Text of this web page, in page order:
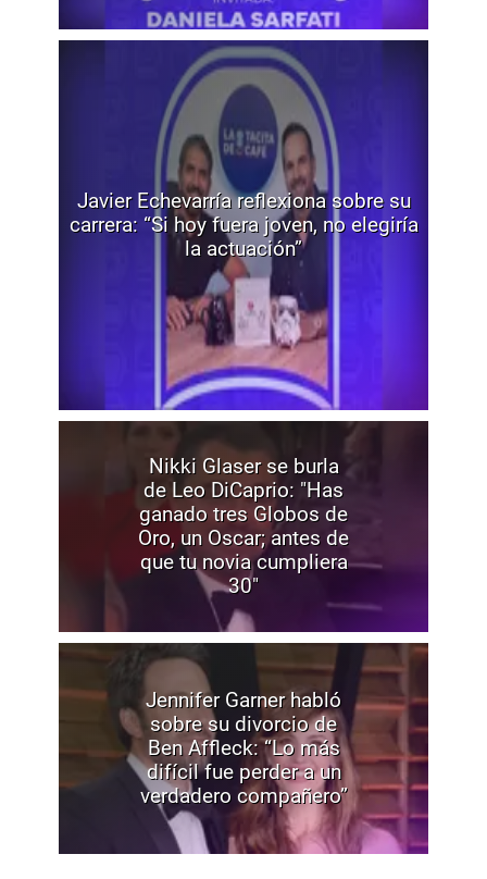
Javier Echevarría reflexiona sobre su
carrera: “Si hoy fuera joven, no elegiría
la actuación”
Nikki Glaser se burla
de Leo DiCaprio: "Has
ganado tres Globos de
Oro, un Oscar; antes de
que tu novia cumpliera
30"
Jennifer Garner habló
sobre su divorcio de
Ben Affleck: “Lo más
difícil fue perder a un
verdadero compañero”